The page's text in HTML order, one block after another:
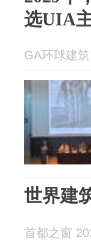
选UIA
GA环球建
世界建
首都之窗